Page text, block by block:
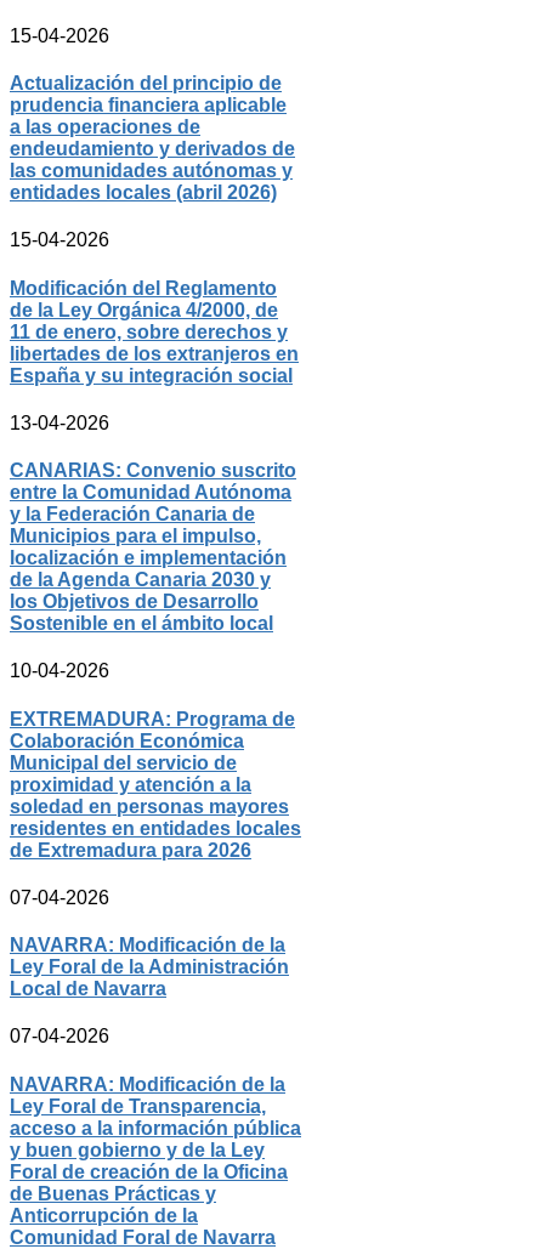
15-04-2026
Actualización del principio de
prudencia financiera aplicable
a las operaciones de
endeudamiento y derivados de
las comunidades autónomas y
entidades locales (abril 2026)
15-04-2026
Modificación del Reglamento
de la Ley Orgánica 4/2000, de
11 de enero, sobre derechos y
libertades de los extranjeros en
España y su integración social
13-04-2026
CANARIAS: Convenio suscrito
entre la Comunidad Autónoma
y la Federación Canaria de
Municipios para el impulso,
localización e implementación
de la Agenda Canaria 2030 y
los Objetivos de Desarrollo
Sostenible en el ámbito local
10-04-2026
EXTREMADURA: Programa de
Colaboración Económica
Municipal del servicio de
proximidad y atención a la
soledad en personas mayores
residentes en entidades locales
de Extremadura para 2026
07-04-2026
NAVARRA: Modificación de la
Ley Foral de la Administración
Local de Navarra
07-04-2026
NAVARRA: Modificación de la
Ley Foral de Transparencia,
acceso a la información pública
y buen gobierno y de la Ley
Foral de creación de la Oficina
de Buenas Prácticas y
Anticorrupción de la
Comunidad Foral de Navarra